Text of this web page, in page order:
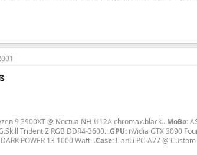
9 3900XT @ Noctua NH-U12A chromax.black...MoBo:
Trident Z RGB DDR4-3600...GPU: nVidia GTX 3090
POWER 13 1000 Watt...Case: LianLi PC-A77 @